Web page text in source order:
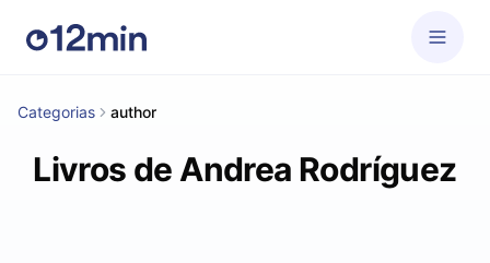
Categorias author
Livros de Andrea Rodríguez